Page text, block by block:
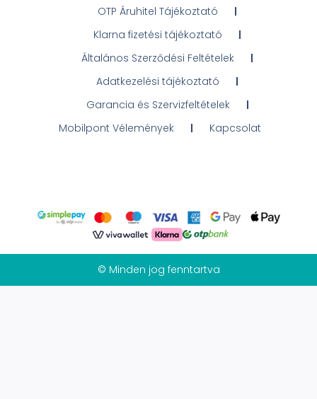
OTP Áruhitel Tájékoztató
Klarna fizetési tájékoztató
Általános Szerződési Feltételek
Adatkezelési tájékoztató
Garancia és Szervizfeltételek
Mobilpont Vélemények
Kapcsolat
© Minden jog fenntartva